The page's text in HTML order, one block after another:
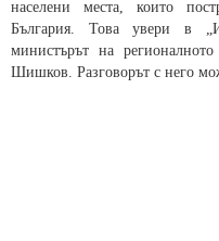
населени места, които
България. Това увери в
министърът на
Шишков. Разговорът с него